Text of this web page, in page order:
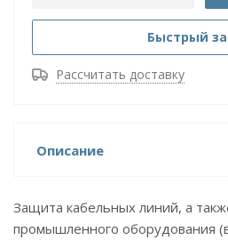
Быстрый
Рассчитать доставку
Описание
Защита кабельных линий, а
промышленного оборудования